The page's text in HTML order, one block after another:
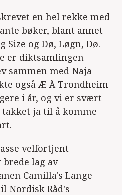
en hel rekke med
bøker, blant annet
Size og Dø, Løgn, Dø.
er diktsamlingen
sammen med Naja
også Æ Å Trondheim
i år, og vi er svært
ja til å komme
velfortjent
lag av
Camilla's Lange
Nordisk Råd's